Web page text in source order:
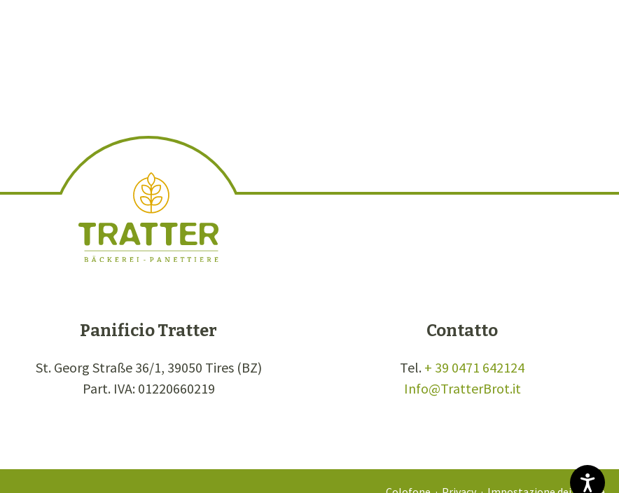
Panificio Tratter
St. Georg Straße 36/1, 39050 Tires (BZ)
Part. IVA: 01220660219
Contatto
Tel. + 39 0471 642124
Info@TratterBrot.it